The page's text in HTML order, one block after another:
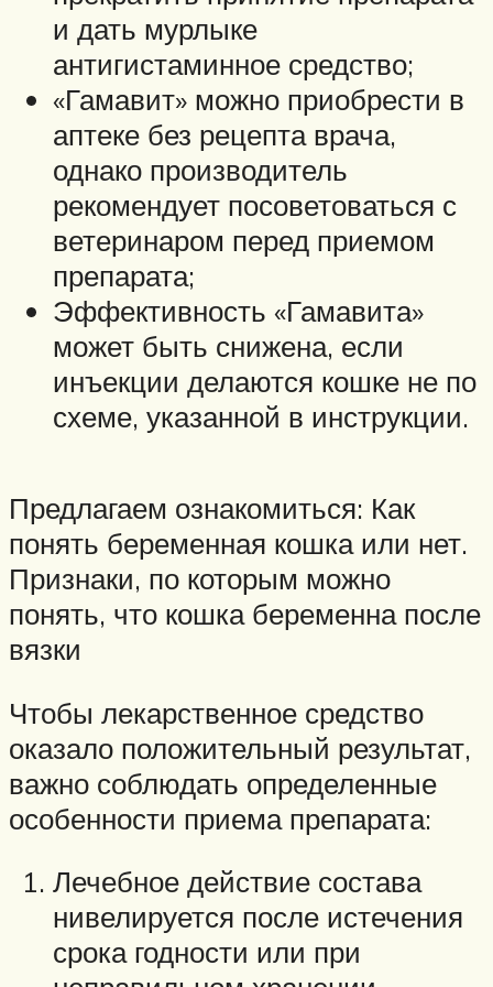
и дать мурлыке
антигистаминное средство;
«Гамавит» можно приобрести в
аптеке без рецепта врача,
однако производитель
рекомендует посоветоваться с
ветеринаром перед приемом
препарата;
Эффективность «Гамавита»
может быть снижена, если
инъекции делаются кошке не по
схеме, указанной в инструкции.
Предлагаем ознакомиться: Как
понять беременная кошка или нет.
Признаки, по которым можно
понять, что кошка беременна после
вязки
Чтобы лекарственное средство
оказало положительный результат,
важно соблюдать определенные
особенности приема препарата:
Лечебное действие состава
нивелируется после истечения
срока годности или при